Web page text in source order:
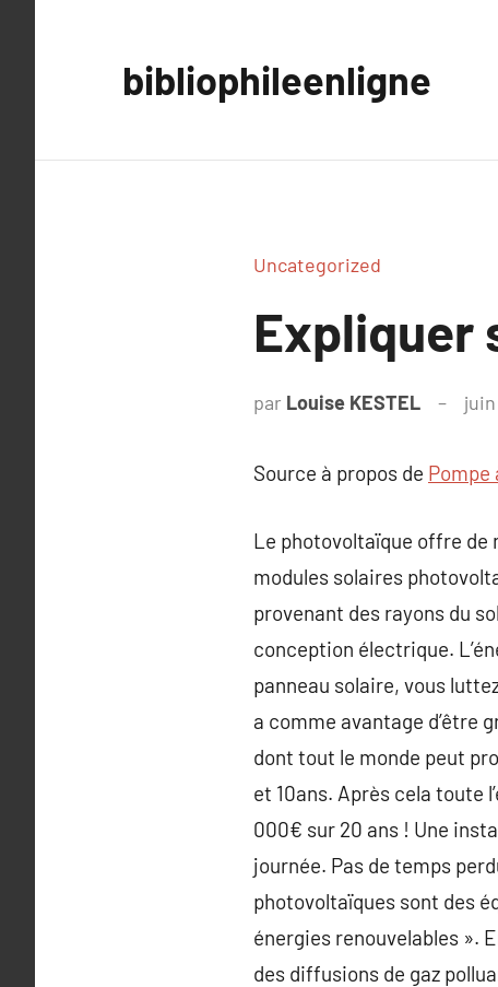
bibliophileenligne
Uncategorized
Expliquer
par Louise KESTEL juin
Source à propos de Pompe
Le photovoltaïque offre de
modules solaires
provenant des rayons du
conception électrique.
panneau solaire, vous
a comme avantage d’être
dont tout le monde peut
et 10ans. Après cela toute
000€ sur 20 ans ! Une
journée. Pas de temps
photovoltaïques sont des
énergies renouvelables ».
des diffusions de gaz